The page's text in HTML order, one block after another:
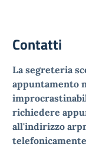
Contatti
La segreteria
appuntamento
richiedere
all'indirizzo